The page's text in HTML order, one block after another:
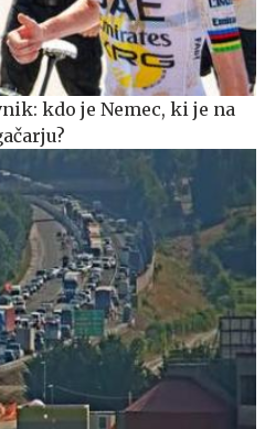
kdo je Nemec, ki je na